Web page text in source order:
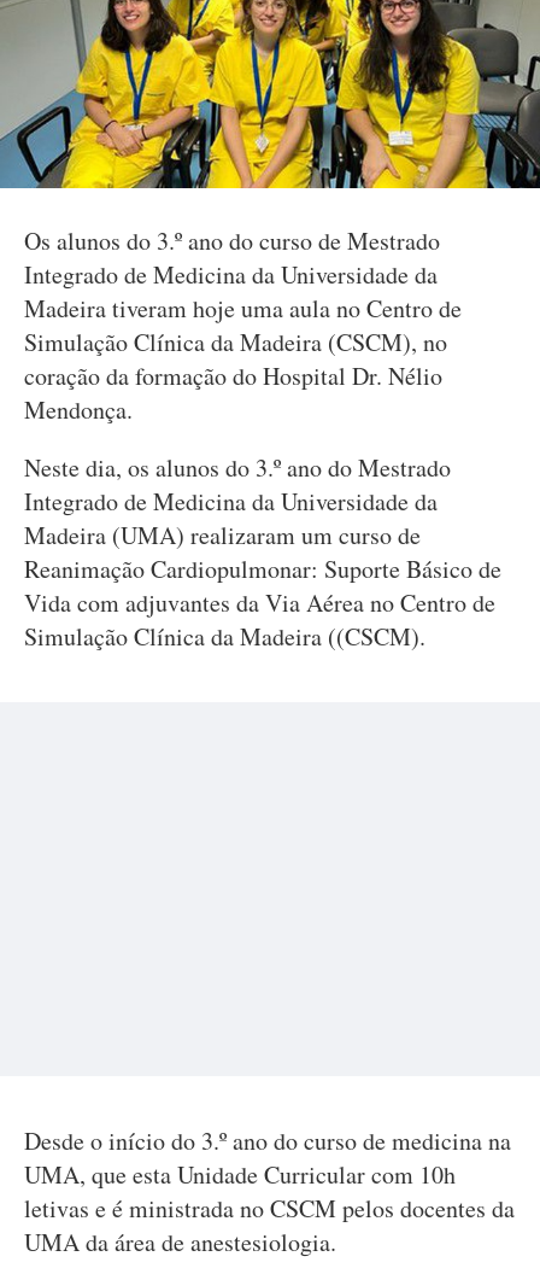
Os alunos do 3.º ano do curso de Mestrado
Integrado de Medicina da Universidade da
Madeira tiveram hoje uma aula no Centro de
Simulação Clínica da Madeira (CSCM), no
coração da formação do Hospital Dr. Nélio
Mendonça.
Neste dia, os alunos do 3.º ano do Mestrado
Integrado de Medicina da Universidade da
Madeira (UMA) realizaram um curso de
Reanimação Cardiopulmonar: Suporte Básico de
Vida com adjuvantes da Via Aérea no Centro de
Simulação Clínica da Madeira ((CSCM).
Desde o início do 3.º ano do curso de medicina na
UMA, que esta Unidade Curricular com 10h
letivas e é ministrada no CSCM pelos docentes da
UMA da área de anestesiologia.